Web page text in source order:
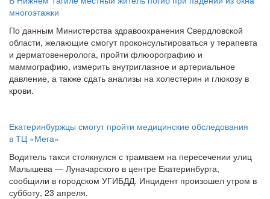
многоэтажки
По данным Министерства здравоохранения Свердловской
области, желающие смогут проконсультироваться у терапевта
и дерматовенеролога, пройти флюорографию и
маммографию, измерить внутриглазное и артериальное
давление, а также сдать анализы на холестерин и глюкозу в
крови.
Екатеринбуржцы смогут пройти медицинские обследования
в ТЦ «Мега»
Водитель такси столкнулся с трамваем на пересечении улиц
Малышева — Луначарского в центре Екатеринбурга,
сообщили в городском УГИБДД. Инцидент произошел утром в
субботу, 23 апреля.